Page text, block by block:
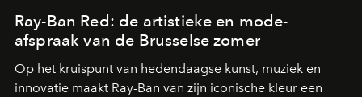
Ray-Ban Red: de artistieke en mode-
afspraak van de Brusselse zomer
Op het kruispunt van hedendaagse kunst, muziek en
innovatie maakt Ray-Ban van zijn iconische kleur een